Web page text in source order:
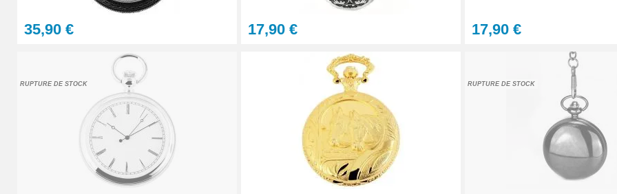
Couteau ouverture capot montre réparation
2,90 €
Marteau horloger fermer montre
4,90 €
Outil soulever couvercle arrière montre
35,90 € 17,90 € 17,90 €
RUPTURE DE STOCK RUPTURE DE STOCK